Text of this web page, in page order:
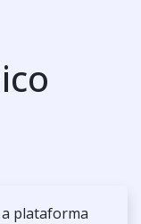
plataforma